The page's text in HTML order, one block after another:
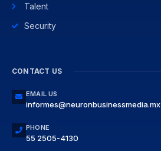
Talent
Security
CONTACT US
EMAIL US
informes@neuronbusinessmedia.mx
PHONE
55 2505-4130